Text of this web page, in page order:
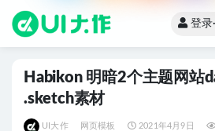
登录
Habikon 明暗2个主题网站
.sketch素材
UI大作 网页模板 2021年4月9日